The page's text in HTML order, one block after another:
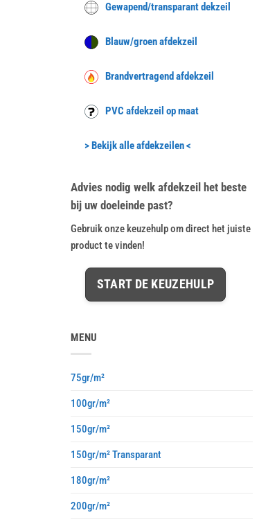
Gewapend/transparant dekzeil
Blauw/groen afdekzeil
Brandvertragend afdekzeil
PVC afdekzeil op maat
> Bekijk alle afdekzeilen <
Advies nodig welk afdekzeil het beste
bij uw doeleinde past?
Gebruik onze keuzehulp om direct het juiste
product te vinden!
START DE KEUZEHULP
MENU
75gr/m²
100gr/m²
150gr/m²
150gr/m² Transparant
180gr/m²
200gr/m²